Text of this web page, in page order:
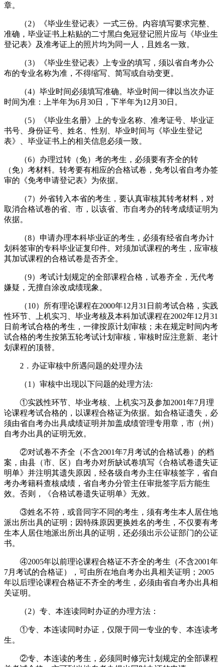
章。
（2）《毕业生登记表》一式三份。内容填写要求完整、
准确，毕业证书上粘贴的二寸黑白免冠登记照片应与《毕业生
登记表》及准考证上的照片均为同一人，且姓名一致。
（3）《毕业生登记表》上专业的填写，须以省自考办公
布的专业名称为准，不得缩写、简写或自动变更。
（4）毕业时间必须填写准确。毕业时间一律以当次办证
时间为准：上半年为6月30日，下半年为12月30日。
（5）《毕业生名册》上的专业名称、准考证号、毕业证
书号、身份证号、姓名、性别、毕业时间与《毕业生登记
表》、毕业证书上的相关信息必须一致。
（6）办理过转（免）考的考生，必须要有齐全的转
（免）考材料。转考要有相应的合格试卷，免考以省自考办签
审的《免考申请登记表》为依据。
（7）外省转入本省的考生，要认真审核其转考材料，对
取消合格试卷的省、市，以该省、市自考办的转考成绩证明为
依据。
（8）申请办理本科毕业证的考生，必须有经省自考办计
划科签审的专科毕业证复印件。对须加试课程的考生，应审核
其加试课程的合格试卷是否齐全。
（9）考试计划规定的全部课程合格，试卷齐全，无代考
嫌疑，无擅自涂改成绩现象。
（10）所有理论课程在2000年12月31日前考试合格，实践
性环节、上机实习、毕业考核及本科加试课程在2002年12月31
日前考试合格的考生，一律按原计划审核；未在规定时间内考
试合格的考生按第五轮考试计划审核，审核时应注意新、老计
划课程的顶替。
2．办证审核中所遇问题的处理办法
（1）审核中出现以下问题的处理方法:
①实践性环节、毕业考核、上机实习及参加2001年7月理
论课程考试合格的，以课程合格证为依据。如合格证遗失，必
须由省自考办出具成绩证明并加盖成绩管理专用章，市（州）
自考办出具的证明无效。
②对试卷不齐全（不含2001年7月考试的合格试卷）的档
案，由县（市、区）自考办对所缺试卷填写《合格试卷遗失证
明单》并注明其遗失原因，经各级自考办主任审核签字，省自
考办考籍科查核成绩，省自考办分管主任审批签字后方能生
效。否则，《合格试卷遗失证明单》无效。
③姓名不符，或音同字不同的考生，须有考生本人居住地
派出所出具的证明；因特殊原因更换姓名的考生，不仅要有考
生本人居住地派出所出具的证明，还必须出示公证部门的公证
书。
④2005年以前理论课程合格证不齐全的考生（不含2001年
7月考试的合格证），可由所在地自考办出具相关证明；2005
年以后理论课程合格证不齐全的考生，必须由省自考办出具相
关证明。
（2）专、本连读同时办证的办理方法：
①专、本连读同时办证，仅限于同一专业的专、本连读考
生。
②专、本连读的考生，必须同时修完计划规定的全部课程